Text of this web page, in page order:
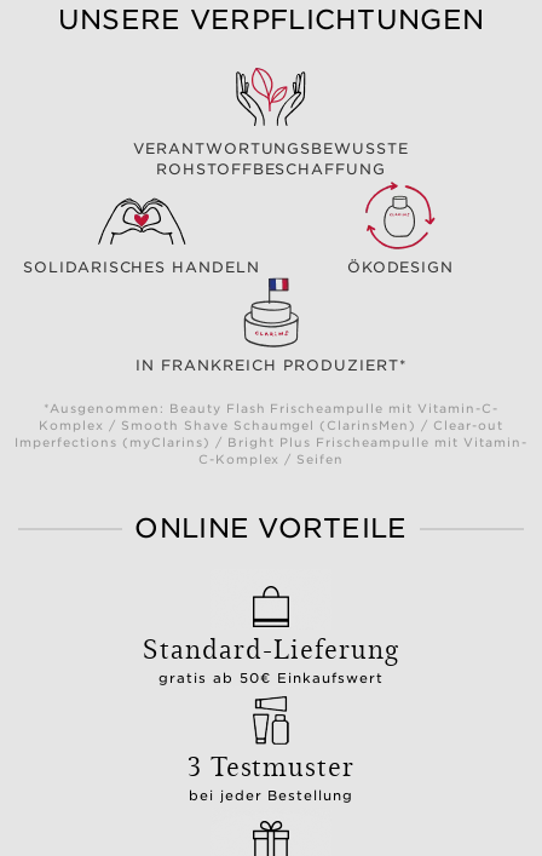
UNSERE VERPFLICHTUNGEN
VERANTWORTUNGSBEWUSSTE
ROHSTOFFBESCHAFFUNG
SOLIDARISCHES HANDELN ÖKODESIGN
IN FRANKREICH PRODUZIERT*
*Ausgenommen: Beauty Flash Frischeampulle mit Vitamin-C-
Komplex / Smooth Shave Schaumgel (ClarinsMen) / Clear-out
Imperfections (myClarins) / Bright Plus Frischeampulle mit Vitamin-
C-Komplex / Seifen
ONLINE VORTEILE
Standard-Lieferung
gratis ab 50€ Einkaufswert
3 Testmuster
bei jeder Bestellung